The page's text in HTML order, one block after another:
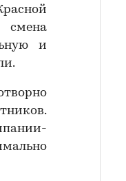
смена
и